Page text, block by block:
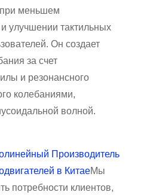
при меньшем
улучшении тактильных
Он создает
за счет
и резонансного
колебаниями,
волной.
линейный Производитель
в КитаеМы
потребности клиентов,